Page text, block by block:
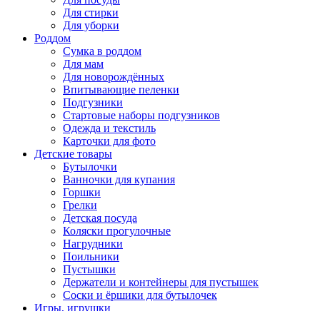
Для стирки
Для уборки
Роддом
Сумка в роддом
Для мам
Для новорождённых
Впитывающие пеленки
Подгузники
Стартовые наборы подгузников
Одежда и текстиль
Карточки для фото
Детские товары
Бутылочки
Ванночки для купания
Горшки
Грелки
Детская посуда
Коляски прогулочные
Нагрудники
Поильники
Пустышки
Держатели и контейнеры для пустышек
Соски и ёршики для бутылочек
Игры, игрушки